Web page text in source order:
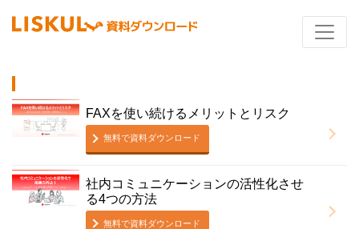
FAXを使い続けるメリットとリスク
無料で資料ダウンロード
社内コミュニケーションの活性化させ
る4つの方法
無料で資料ダウンロード